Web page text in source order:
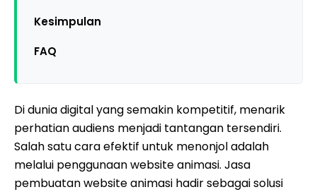
Kesimpulan
FAQ
Di dunia digital yang semakin kompetitif, menarik
perhatian audiens menjadi tantangan tersendiri.
Salah satu cara efektif untuk menonjol adalah
melalui penggunaan website animasi. Jasa
pembuatan website animasi hadir sebagai solusi